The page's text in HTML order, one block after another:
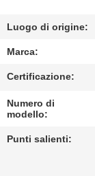
QUALITÀ
MAPPA
DEL
SITO
Luogo di origine:
Marca:
Certificazione:
Numero di
modello:
Punti salienti: